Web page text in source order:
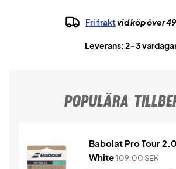
Fri fraktvid köp över
Leverans: 2-3
POPULÄRA
Babolat Pro Tour
White109,00 SEK